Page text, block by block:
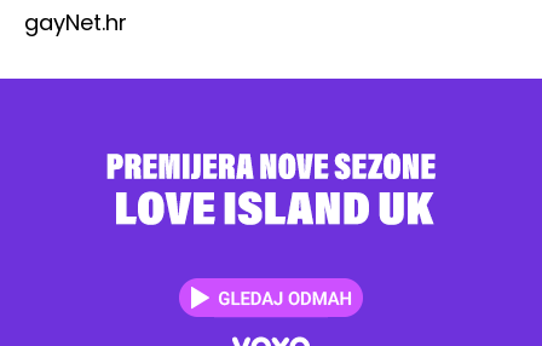
gayNet.hr